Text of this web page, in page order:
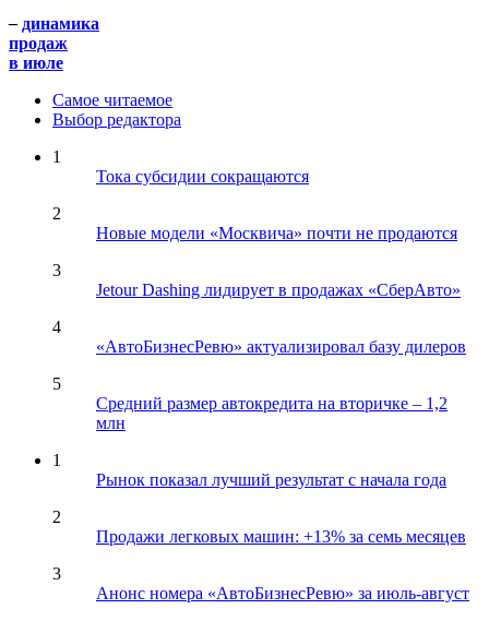
– динамика
продаж
в июле
Самое читаемое
Выбор редактора
1
Тока субсидии сокращаются
2
Новые модели «Москвича» почти не продаются
3
Jetour Dashing лидирует в продажах «СберАвто»
4
«АвтоБизнесРевю» актуализировал базу дилеров
5
Средний размер автокредита на вторичке – 1,2
млн
1
Рынок показал лучший результат с начала года
2
Продажи легковых машин: +13% за семь месяцев
3
Анонс номера «АвтоБизнесРевю» за июль-август